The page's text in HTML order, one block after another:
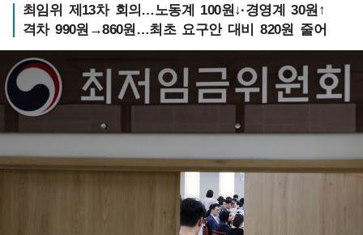
최임위 제13차 회의…노동계 100원↓·경영계 30원↑
격차 990원→860원…최초 요구안 대비 820원 줄어